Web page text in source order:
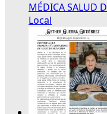
MÉDICA SALUD
Local